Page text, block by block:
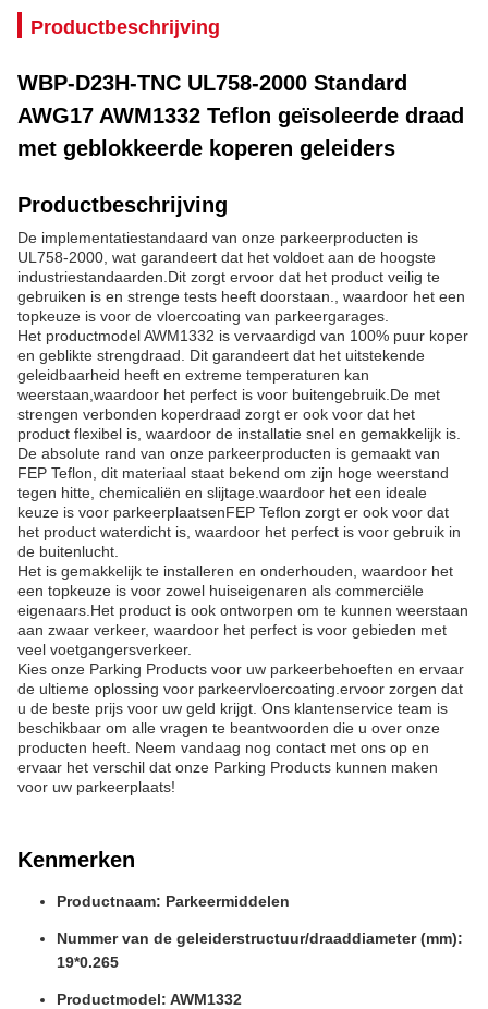
Productbeschrijving
WBP-D23H-TNC UL758-2000 Standard
AWG17 AWM1332 Teflon geïsoleerde draad
met geblokkeerde koperen geleiders
Productbeschrijving
De implementatiestandaard van onze parkeerproducten is
UL758-2000, wat garandeert dat het voldoet aan de hoogste
industriestandaarden.Dit zorgt ervoor dat het product veilig te
gebruiken is en strenge tests heeft doorstaan., waardoor het een
topkeuze is voor de vloercoating van parkeergarages.
Het productmodel AWM1332 is vervaardigd van 100% puur koper
en geblikte strengdraad. Dit garandeert dat het uitstekende
geleidbaarheid heeft en extreme temperaturen kan
weerstaan,waardoor het perfect is voor buitengebruik.De met
strengen verbonden koperdraad zorgt er ook voor dat het
product flexibel is, waardoor de installatie snel en gemakkelijk is.
De absolute rand van onze parkeerproducten is gemaakt van
FEP Teflon, dit materiaal staat bekend om zijn hoge weerstand
tegen hitte, chemicaliën en slijtage.waardoor het een ideale
keuze is voor parkeerplaatsenFEP Teflon zorgt er ook voor dat
het product waterdicht is, waardoor het perfect is voor gebruik in
de buitenlucht.
Het is gemakkelijk te installeren en onderhouden, waardoor het
een topkeuze is voor zowel huiseigenaren als commerciële
eigenaars.Het product is ook ontworpen om te kunnen weerstaan
aan zwaar verkeer, waardoor het perfect is voor gebieden met
veel voetgangersverkeer.
Kies onze Parking Products voor uw parkeerbehoeften en ervaar
de ultieme oplossing voor parkeervloercoating.ervoor zorgen dat
u de beste prijs voor uw geld krijgt. Ons klantenservice team is
beschikbaar om alle vragen te beantwoorden die u over onze
producten heeft. Neem vandaag nog contact met ons op en
ervaar het verschil dat onze Parking Products kunnen maken
voor uw parkeerplaats!
Kenmerken
Productnaam: Parkeermiddelen
Nummer van de geleiderstructuur/draaddiameter (mm):
19*0.265
Productmodel: AWM1332